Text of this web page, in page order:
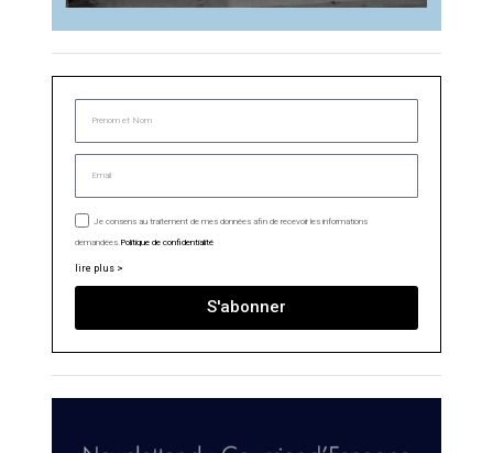
Je consens au traitement de mes données afin de recevoir les informations
demandées. Politique de confidentialité
lire plus >
S'abonner